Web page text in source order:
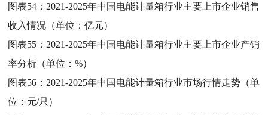
图表54： 2021-2025年中国电能计量箱行业主要上市企业销售
收入情况（单位：亿元）
图表55： 2021-2025年中国电能计量箱行业主要上市企业产销
率分析（单位：%）
图表56： 2021-2025年中国电能计量箱行业市场行情走势（单
位：元/只）